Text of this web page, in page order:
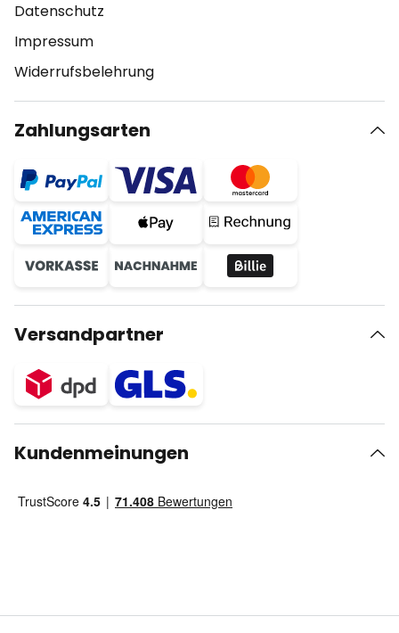
Datenschutz
Impressum
Widerrufsbelehrung
Zahlungsarten
Versandpartner
Kundenmeinungen